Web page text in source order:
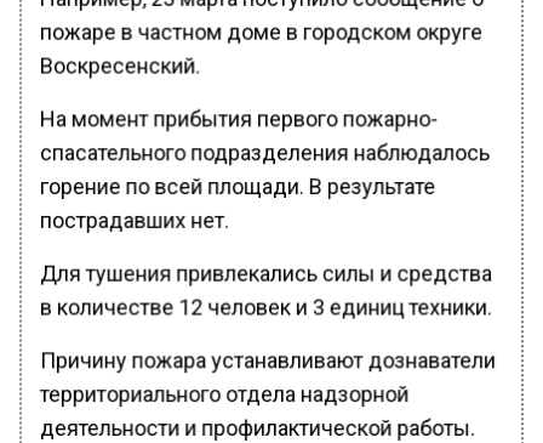
пожаре в частном доме в городском округе
Воскресенский.
На момент прибытия первого пожарно-
спасательного подразделения наблюдалось
горение по всей площади. В результате
пострадавших нет.
Для тушения привлекались силы и средства
в количестве 12 человек и 3 единиц техники.
Причину пожара устанавливают дознаватели
территориального отдела надзорной
деятельности и профилактической работы.